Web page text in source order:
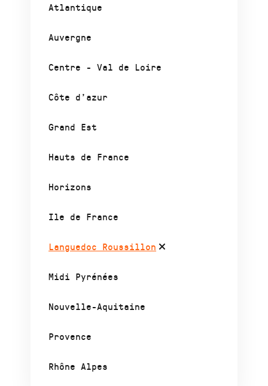
Atlantique
Auvergne
Centre - Val de Loire
Côte d’azur
Grand Est
Hauts de France
Horizons
Ile de France
Languedoc Roussillon
Midi Pyrénées
Nouvelle-Aquitaine
Provence
Rhône Alpes